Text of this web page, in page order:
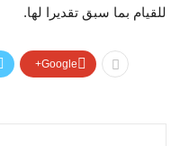
للقيام بما سبق تقديرا لها.
Google+